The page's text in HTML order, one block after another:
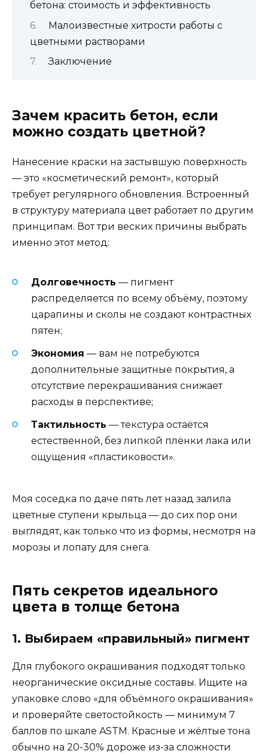
бетона: стоимость и эффективность
Малоизвестные хитрости работы с
цветными растворами
Заключение
Зачем красить бетон, если
можно создать цветной?
Нанесение краски на застывшую поверхность
— это «косметический ремонт», который
требует регулярного обновления. Встроенный
в структуру материала цвет работает по другим
принципам. Вот три веских причины выбрать
именно этот метод:
Долговечность — пигмент
распределяется по всему объёму, поэтому
царапины и сколы не создают контрастных
пятен;
Экономия — вам не потребуются
дополнительные защитные покрытия, а
отсутствие перекрашивания снижает
расходы в перспективе;
Тактильность — текстура остаётся
естественной, без липкой плёнки лака или
ощущения «пластиковости».
Моя соседка по даче пять лет назад залила
цветные ступени крыльца — до сих пор они
выглядят, как только что из формы, несмотря на
морозы и лопату для снега.
Пять секретов идеального
цвета в толще бетона
1. Выбираем «правильный» пигмент
Для глубокого окрашивания подходят только
неорганические оксидные составы. Ищите на
упаковке слово «для объёмного окрашивания»
и проверяйте светостойкость — минимум 7
баллов по шкале ASTM. Красные и жёлтые тона
обычно на 20-30% дороже из-за сложности